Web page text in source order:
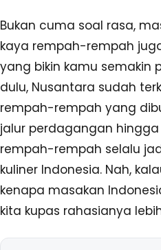
Bukan cuma soal rasa,
kaya rempah-rempah
yang bikin kamu semakin
dulu, Nusantara sudah
rempah-rempah yang
jalur perdagangan
rempah-rempah selalu
kuliner Indonesia. Nah,
kenapa masakan
kita kupas rahasianya